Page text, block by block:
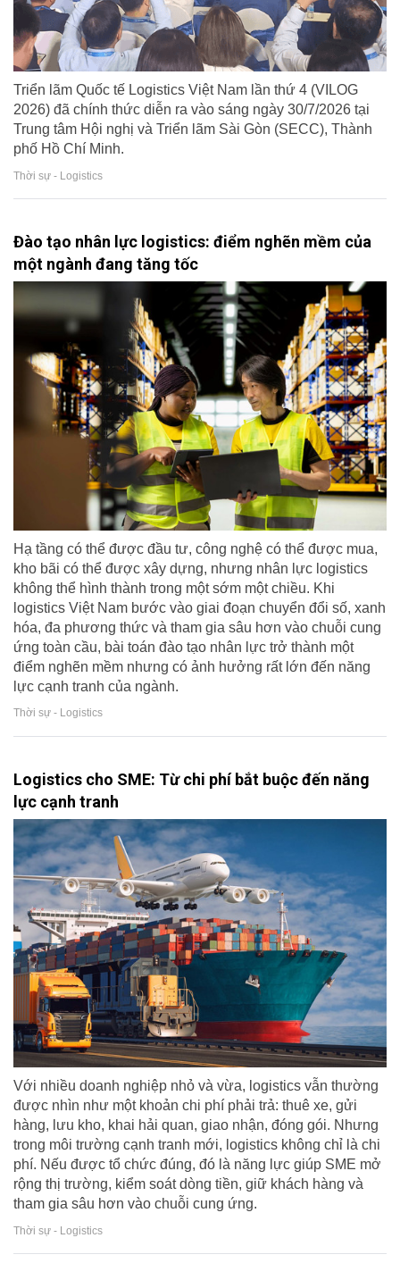
Triển lãm Quốc tế Logistics Việt Nam lần thứ 4 (VILOG
2026) đã chính thức diễn ra vào sáng ngày 30/7/2026 tại
Trung tâm Hội nghị và Triển lãm Sài Gòn (SECC), Thành
phố Hồ Chí Minh.
Thời sự - Logistics
Đào tạo nhân lực logistics: điểm nghẽn mềm của
một ngành đang tăng tốc
Hạ tầng có thể được đầu tư, công nghệ có thể được mua,
kho bãi có thể được xây dựng, nhưng nhân lực logistics
không thể hình thành trong một sớm một chiều. Khi
logistics Việt Nam bước vào giai đoạn chuyển đổi số, xanh
hóa, đa phương thức và tham gia sâu hơn vào chuỗi cung
ứng toàn cầu, bài toán đào tạo nhân lực trở thành một
điểm nghẽn mềm nhưng có ảnh hưởng rất lớn đến năng
lực cạnh tranh của ngành.
Thời sự - Logistics
Logistics cho SME: Từ chi phí bắt buộc đến năng
lực cạnh tranh
Với nhiều doanh nghiệp nhỏ và vừa, logistics vẫn thường
được nhìn như một khoản chi phí phải trả: thuê xe, gửi
hàng, lưu kho, khai hải quan, giao nhận, đóng gói. Nhưng
trong môi trường cạnh tranh mới, logistics không chỉ là chi
phí. Nếu được tổ chức đúng, đó là năng lực giúp SME mở
rộng thị trường, kiểm soát dòng tiền, giữ khách hàng và
tham gia sâu hơn vào chuỗi cung ứng.
Thời sự - Logistics